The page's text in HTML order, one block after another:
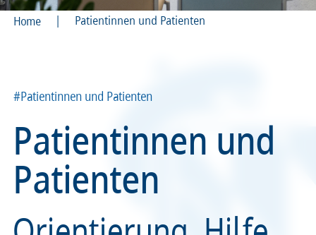
Recht
meineBLÄK
Recht
meineBLÄK
Home | Patientinnen und Patienten
#Patientinnen und Patienten
Patientinnen und
Patienten